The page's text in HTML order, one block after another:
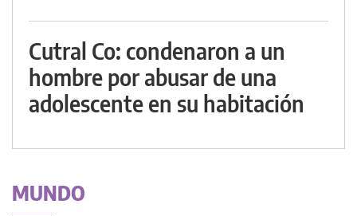
Cutral Co: condenaron a un
hombre por abusar de una
adolescente en su habitación
MUNDO